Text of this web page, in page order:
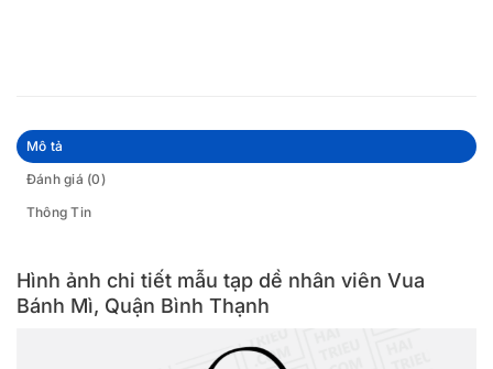
Mô tả
Đánh giá (0)
Thông Tin
Hình ảnh chi tiết mẫu tạp dề nhân viên Vua
Bánh Mì, Quận Bình Thạnh